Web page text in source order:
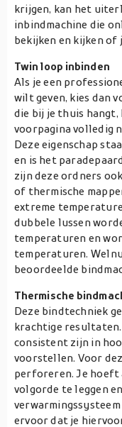
krijgen, kan het
inbindmachine die
bekijken en kijken of
Twin loop inbinden
Als je een
wilt geven, kies dan
die bij je thuis hangt,
voorpagina volledig
Deze eigenschap
en is het
zijn deze ordners
of thermische
extreme
dubbele lussen
temperaturen en
temperaturen.
beoordeelde
Thermische
Deze bindtechniek
krachtige resultaten.
consistent zijn in
voorstellen. Voor
perforeren. Je hoeft
volgorde te leggen
ervoor dat je